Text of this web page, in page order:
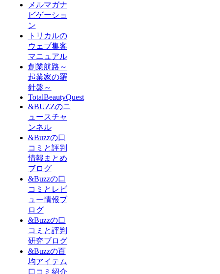
メルマガナ
ビゲーショ
ン
トリカルの
ウェブ集客
マニュアル
創業航路～
起業家の羅
針盤～
TotalBeautyQuest
&BUZZのニ
ュースチャ
ンネル
&Buzzの口
コミと評判
情報まとめ
ブログ
&Buzzの口
コミとレビ
ュー情報ブ
ログ
&Buzzの口
コミと評判
研究ブログ
&Buzzの百
均アイテム
口コミ紹介